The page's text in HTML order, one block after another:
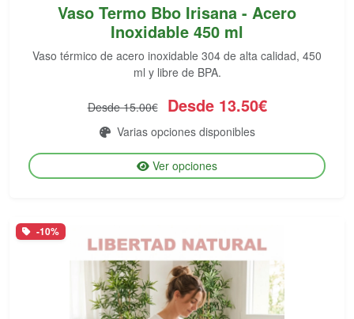
Vaso Termo Bbo Irisana - Acero
Inoxidable 450 ml
Vaso térmico de acero inoxidable 304 de alta calidad, 450
ml y libre de BPA.
Desde 15.00€ Desde 13.50€
Varias opciones disponibles
Ver opciones
-10%